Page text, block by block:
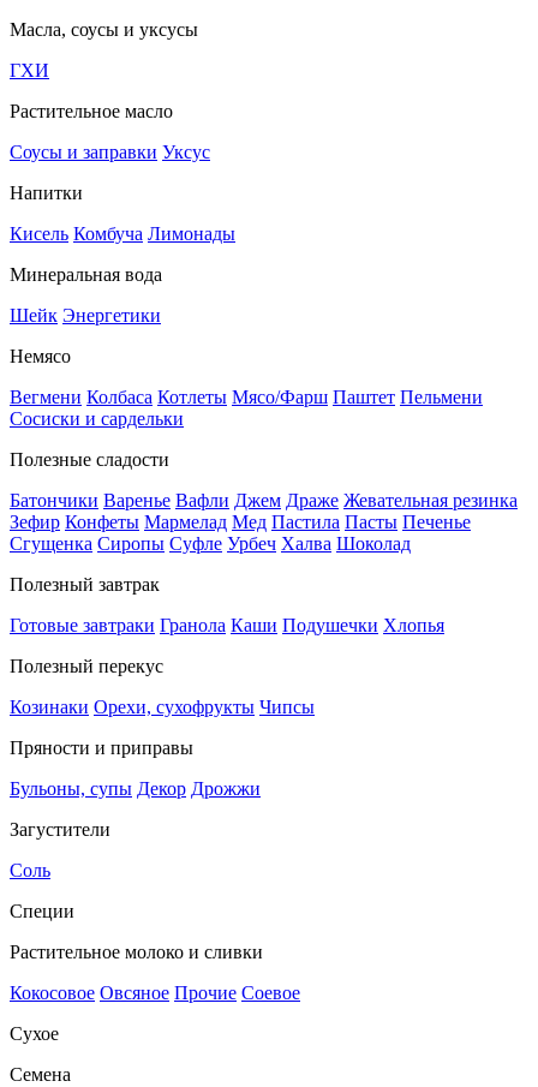
Масла, соусы и уксусы
ГХИ
Растительное масло
Соусы и заправки Уксус
Напитки
Кисель Комбуча Лимонады
Минеральная вода
Шейк Энергетики
Немясо
Вегмени Колбаса Котлеты Мясо/Фарш Паштет Пельмени
Сосиски и сардельки
Полезные сладости
Батончики Варенье Вафли Джем Драже Жевательная резинка
Зефир Конфеты Мармелад Мед Пастила Пасты Печенье
Сгущенка Сиропы Суфле Урбеч Халва Шоколад
Полезный завтрак
Готовые завтраки Гранола Каши Подушечки Хлопья
Полезный перекус
Козинаки Орехи, сухофрукты Чипсы
Пряности и приправы
Бульоны, супы Декор Дрожжи
Загустители
Соль
Специи
Растительное молоко и сливки
Кокосовое Овсяное Прочие Соевое
Сухое
Семена